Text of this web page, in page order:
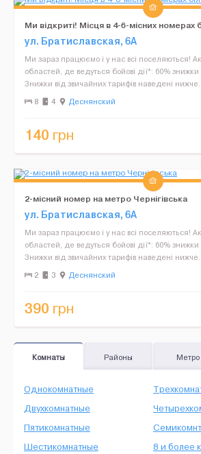
Ми відкриті! Місця в 4-6-місних номерах
Чернігівська
ул. Братиславская, 6А
Ми зараз працюємо і у нас всі поселяються!
областей, де ведуться бойові дії*: 60%
Знижки від звичайних тарифів наведені
реєстрація в таких областях: Чернігів...
8 4 Деснянский
140 грн
2-місний номер на метро Чернігівська
ул. Братиславская, 6А
Ми зараз працюємо і у нас всі поселяються!
областей, де ведуться бойові дії*: 60%
Знижки від звичайних тарифів наведені
реєстрація в таких областях: Чернігів...
2 3 Деснянский
390 грн
Комнаты Районы Метро
Однокомнатные
Двухкомнатные
Пятикомнатные
Шестикомнатные
8 и более